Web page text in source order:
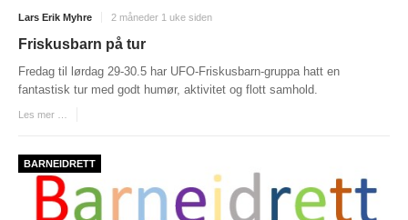
PERSONVERN
INTERNPÅMELDING EVENTOR
MEDLEMSFORDELER
RENT IDRETTSLAG
POLITIATTEST
Lars Erik Myhre 2 måneder 1 uke siden
Friskusbarn på tur
Fredag til lørdag 29-30.5 har UFO-Friskusbarn-gruppa hatt en
fantastisk tur med godt humør, aktivitet og flott samhold.
Les mer …
BARNEIDRETT